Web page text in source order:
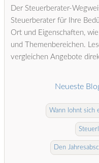
Der Steuerberater-
Steuerberater für Ihre
Ort und Eigenschaften,
und Themenbereichen.
vergleichen Angebote
Neueste
Wann lohnt sich
Den